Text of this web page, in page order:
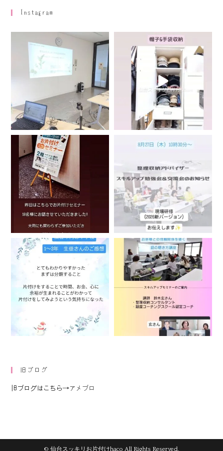
Instagram
旧ブログ
旧ブログはこちら→アメブロ
© 仙台スッキリお片付けhaco All Rights Reserved.